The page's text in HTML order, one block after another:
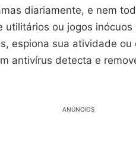
diariamente, e nem
utilitários ou jogos
espiona sua atividade
antivírus detecta e
ANÚNCIOS